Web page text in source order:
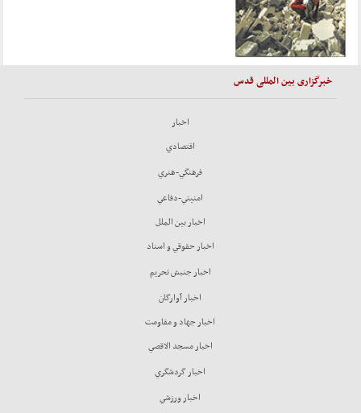
خبرگزاری بین المللی قدس
اخبار
اقتصادي
فرهنگي-هنري
امنيتي-دفاعي
اخبار بين الملل
اخبار حقوقي و اسناد
اخبار جنبش تحريم
اخبار آوارگان
اخبار جهاد و مقاومت
اخبار مسجد الاقصي
اخبار گردشگري
اخبار ورزشي